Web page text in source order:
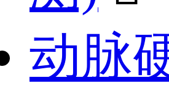
动脉